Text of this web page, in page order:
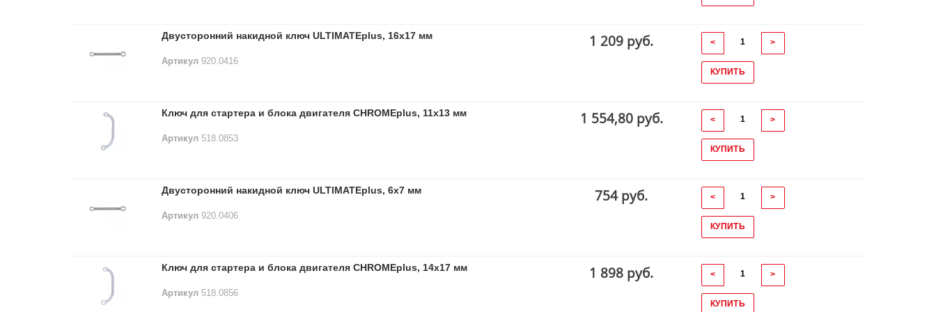
Двусторонний накидной ключ ULTIMATEplus, 16x17 мм
Артикул 920.0416
1 209 руб. < >
КУПИТЬ
Ключ для стартера и блока двигателя CHROMEplus, 11х13 мм
Артикул 518.0853
1 554,80 руб. < >
КУПИТЬ
Двусторонний накидной ключ ULTIMATEplus, 6х7 мм
Артикул 920.0406
754 руб. < >
КУПИТЬ
Ключ для стартера и блока двигателя CHROMEplus, 14х17 мм
Артикул 518.0856
1 898 руб. < >
КУПИТЬ